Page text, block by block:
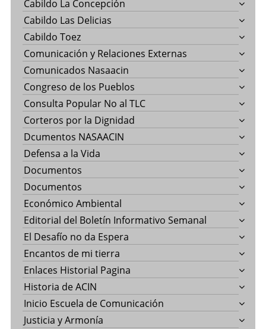
Cabildo La Concepción
Cabildo Las Delicias
Cabildo Toez
Comunicación y Relaciones Externas
Comunicados Nasaacin
Congreso de los Pueblos
Consulta Popular No al TLC
Corteros por la Dignidad
Dcumentos NASAACIN
Defensa a la Vida
Documentos
Documentos
Económico Ambiental
Editorial del Boletín Informativo Semanal
El Desafío no da Espera
Encantos de mi tierra
Enlaces Historial Pagina
Historia de ACIN
Inicio Escuela de Comunicación
Justicia y Armonía